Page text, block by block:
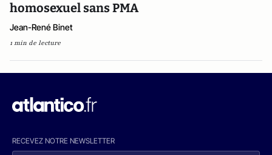
homosexuel sans PMA
Jean-René Binet
1 min de lecture
RECEVEZ NOTRE NEWSLETTER